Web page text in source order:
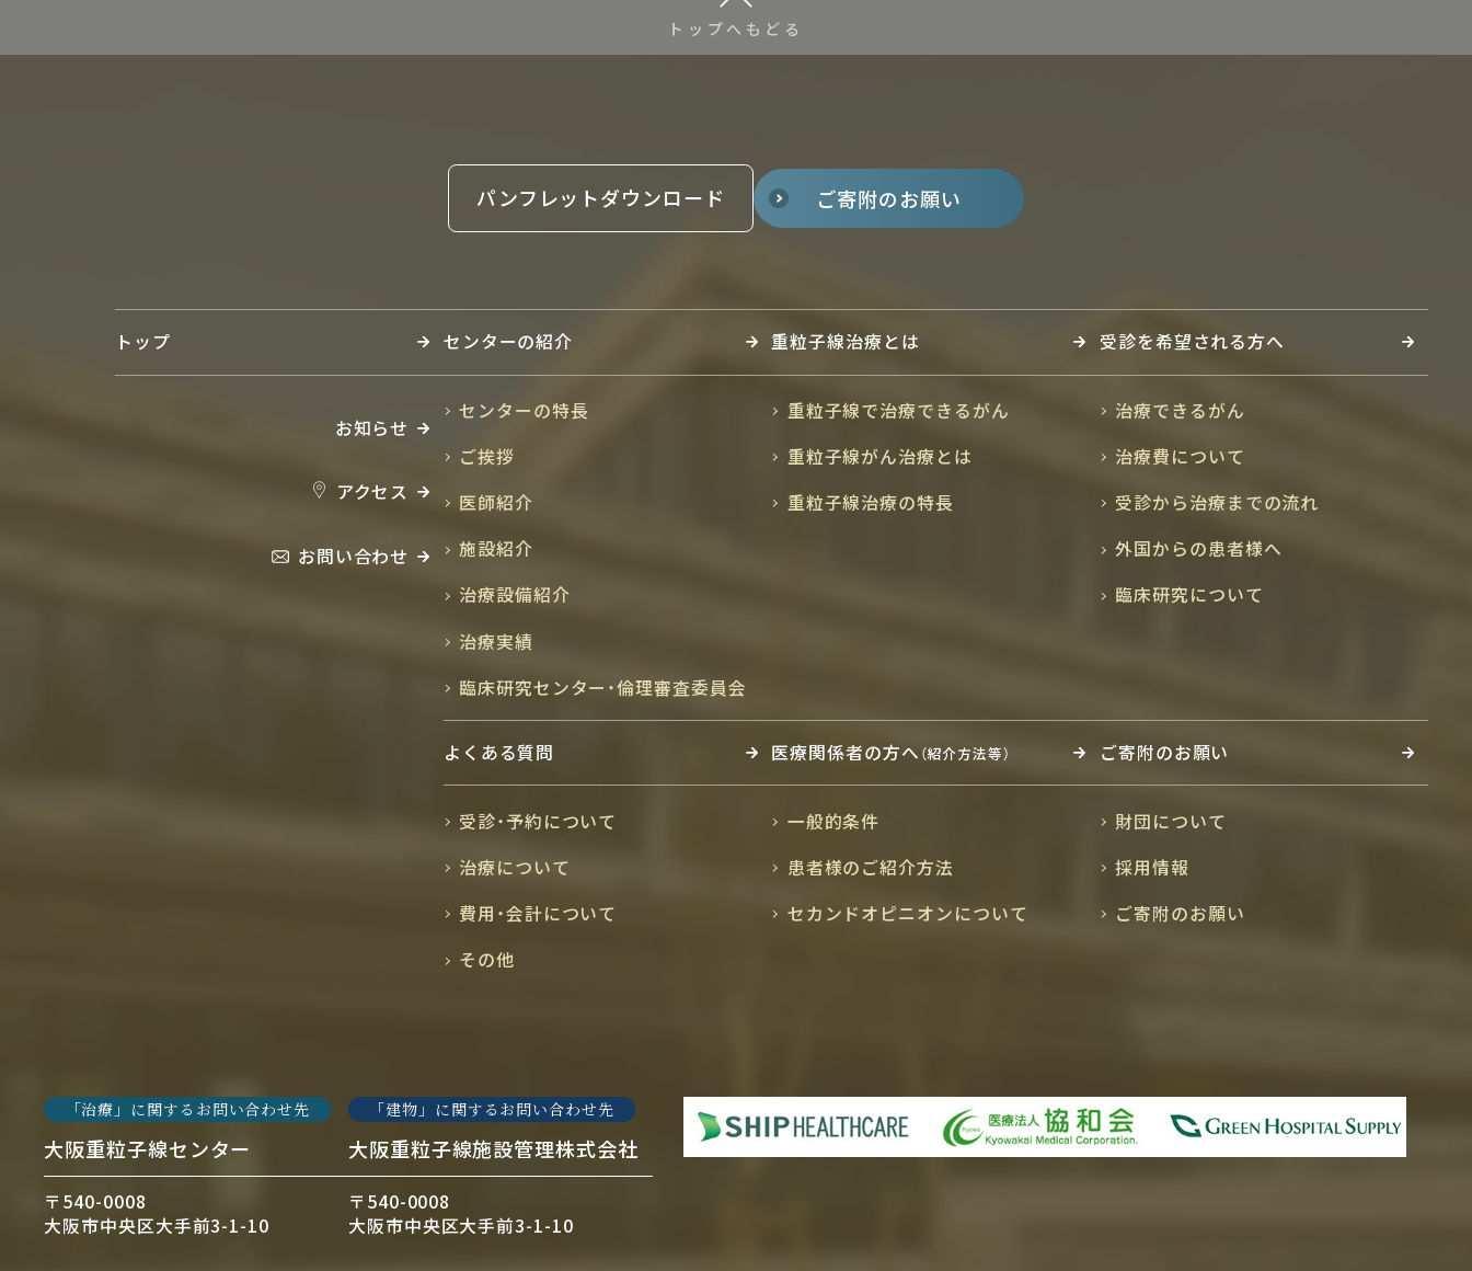
トップへもどる
パンフレットダウンロード ご寄附のお願い
トップ
お知らせ
アクセス
お問い合わせ
センターの紹介
センターの特長
ご挨拶
医師紹介
施設紹介
治療設備紹介
治療実績
臨床研究センター・倫理審査委員会
重粒子線治療とは
重粒子線で治療できるがん
重粒子線がん治療とは
重粒子線治療の特長
受診を希望される方へ
治療できるがん
治療費について
受診から治療までの流れ
外国からの患者様へ
臨床研究について
よくある質問
受診・予約について
治療について
費用・会計について
その他
医療関係者の方へ （紹介方法等）
一般的条件
患者様のご紹介方法
セカンドオピニオンについて
ご寄附のお願い
財団について
採用情報
ご寄附のお願い
「治療」に関するお問い合わせ先
大阪重粒子線センター
〒540-0008
大阪市中央区大手前3-1-10
「建物」に関するお問い合わせ先
大阪重粒子線施設管理株式会社
〒540-0008
大阪市中央区大手前3-1-10